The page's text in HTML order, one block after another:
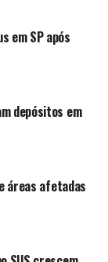
a
disse a
em SP após
depósitos em
áreas afetadas